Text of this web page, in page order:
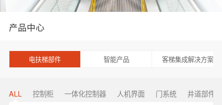
产品中心
电扶梯部件 智能产品 客梯集成解决方案
ALL 控制柜 一体化控制器 人机界面 门系统 井道部件